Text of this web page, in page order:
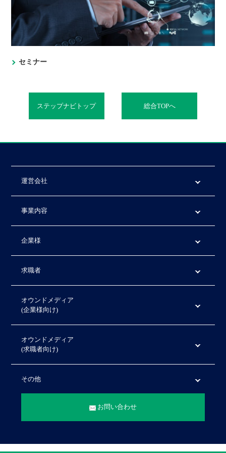
セミナー
ステップナビトップ 総合TOPへ
運営会社
事業内容
企業様
求職者
オウンドメディア
(企業様向け)
オウンドメディア
(求職者向け)
その他
お問い合わせ